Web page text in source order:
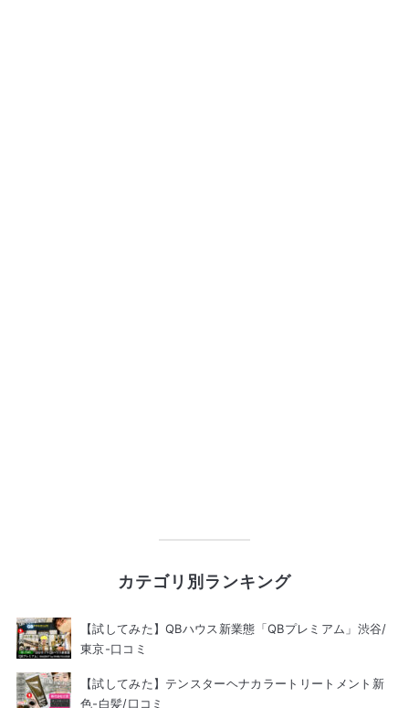
カテゴリ別ランキング
【試してみた】QBハウス新業態「QBプレミアム」渋谷/
東京-口コミ
【試してみた】テンスターヘナカラートリートメント新
色-白髪/口コミ